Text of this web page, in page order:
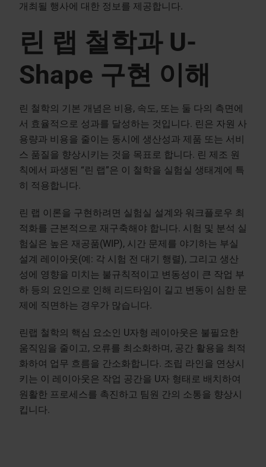
개최될 행사에 대한 정보를 제공합니다.
린 랩 철학과 U-
Shape 구현 이해
린 철학의 기본 개념은 비용, 속도, 또는 둘 다의 측면에
서 효율적으로 성과를 달성하는 것입니다. 린은 자원 사
용량과 비용을 줄이는 동시에 생산성과 제품 또는 서비
스 품질을 향상시키는 것을 목표로 합니다. 린 제조 원
칙에서 파생된 “린 랩”은 이 철학을 실험실 생태계에 특
히 적용합니다.
린 랩 이론을 구현하려면 실험실 설계와 워크플로우 최
적화를 근본적으로 재구축해야 합니다. 시험 및 분석 실
험실은 높은 재공품(WIP), 시간 문제를 야기하는 부실
설계 레이아웃(예: 각 시험 전 대기 행렬), 그리고 생산
성에 영향을 미치는 불규칙적이고 변동성이 큰 작업 부
하 등의 요인으로 인해 리드타임이 길고 변동이 심한 문
제에 직면하는 경우가 많습니다.
린랩 철학의 핵심 요소인 U자형 레이아웃은 불필요한
움직임을 줄이고, 오류를 최소화하며, 공간 활용을 최적
화하여 업무 흐름을 간소화합니다. 조립 라인을 연상시
키는 이 레이아웃은 작업 공간을 U자 형태로 배치하여
원활한 프로세스를 촉진하고 팀원 간의 소통을 향상시
킵니다.